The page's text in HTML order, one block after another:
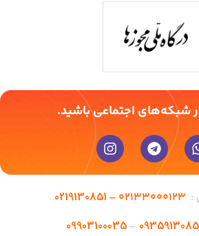
شبکه‌های اجتماعی باشید.
:
02133000123 –
0219130851
–
09903100035